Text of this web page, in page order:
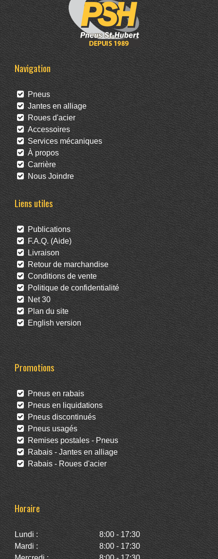
Navigation
Pneus
Jantes en alliage
Roues d'acier
Accessoires
Services mécaniques
À propos
Carrière
Nous Joindre
Liens utiles
Publications
F.A.Q. (Aide)
Livraison
Retour de marchandise
Conditions de vente
Politique de confidentialité
Net 30
Plan du site
English version
Promotions
Pneus en rabais
Pneus en liquidations
Pneus discontinués
Pneus usagés
Remises postales - Pneus
Rabais - Jantes en alliage
Rabais - Roues d'acier
Horaire
Lundi :
8:00 - 17:30
Mardi :
8:00 - 17:30